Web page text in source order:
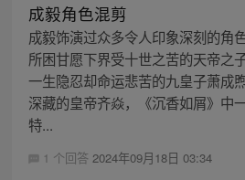
成毅角色混剪
成毅饰演过众多令人印象深刻的角
所困甘愿下界受十世之苦的天帝之
一生隐忍却命运悲苦的九皇子萧成
深藏的皇帝齐焱，《沉香如屑》中
特...
1 个回答 2024年09月18日 03:34